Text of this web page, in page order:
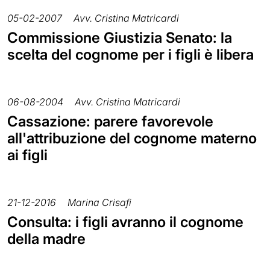
05-02-2007 Avv. Cristina Matricardi
Commissione Giustizia Senato: la
scelta del cognome per i figli è libera
06-08-2004 Avv. Cristina Matricardi
Cassazione: parere favorevole
all'attribuzione del cognome materno
ai figli
21-12-2016 Marina Crisafi
Consulta: i figli avranno il cognome
della madre